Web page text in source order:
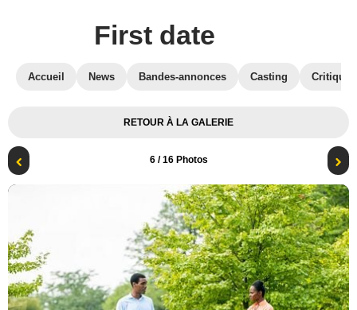
First date
Accueil News Bandes-annonces Casting
RETOUR À LA GALERIE
6/ 16 Photos